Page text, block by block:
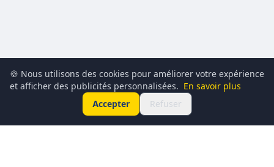
🍪 Nous utilisons des cookies pour améliorer votre expérience
et afficher des publicités personnalisées. En savoir plus
Accepter
Refuser